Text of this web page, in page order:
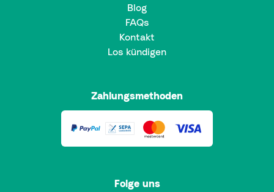
Blog
FAQs
Kontakt
Los kündigen
Zahlungsmethoden
Folge uns